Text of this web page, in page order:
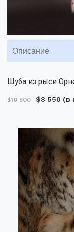
Описание
Шуба из рыси
$10 500 $8 550 (в